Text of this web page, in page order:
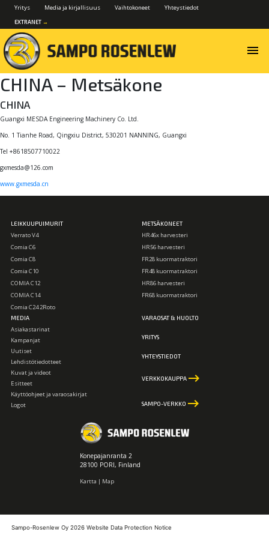
Yritys Media ja kirjallisuus Vaihtokoneet Yhteystiedot
EXTRANET →
menu
CHINA – Metsäkone
CHINA
Guangxi MESDA Engineering Machinery Co. Ltd.
No. 1 Tianhe Road, Qingxiu District, 530201 NANNING, Guangxi
Tel +8618507710022
gxmesda@126.com
www.gxmesda.cn
LEIKKUUPUIMURIT
Verrato V4
Comia C6
Comia C8
Comia C10
COMIA C12
COMIA C14
Comia C24 2Roto
METSÄKONEET
HR46x harvesteri
HR56 harvesteri
FR28 kuormatraktori
FR48 kuormatraktori
HR86 harvesteri
FR68 kuormatraktori
MEDIA
Asiakastarinat
Kampanjat
Uutiset
Lehdistötiedotteet
Kuvat ja videot
Esitteet
Käyttöohjeet ja varaosakirjat
Logot
VARAOSAT & HUOLTO
YRITYS
YHTEYSTIEDOT
VERKKOKAUPPA keyboard_backspace
SAMPO-VERKKO keyboard_backspace
Konepajanranta 2
28100 PORI, Finland
Kartta | Map
Sampo-Rosenlew Oy 2026 Website Data Protection Notice